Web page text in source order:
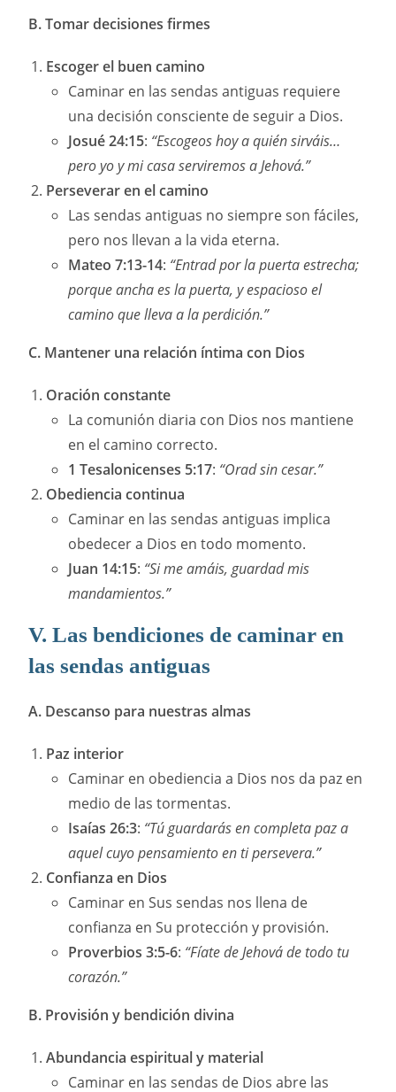
B. Tomar decisiones firmes
Escoger el buen camino
Caminar en las sendas antiguas requiere
una decisión consciente de seguir a Dios.
Josué 24:15: “Escogeos hoy a quién sirváis…
pero yo y mi casa serviremos a Jehová.”
Perseverar en el camino
Las sendas antiguas no siempre son fáciles,
pero nos llevan a la vida eterna.
Mateo 7:13-14: “Entrad por la puerta estrecha;
porque ancha es la puerta, y espacioso el
camino que lleva a la perdición.”
C. Mantener una relación íntima con Dios
Oración constante
La comunión diaria con Dios nos mantiene
en el camino correcto.
1 Tesalonicenses 5:17: “Orad sin cesar.”
Obediencia continua
Caminar en las sendas antiguas implica
obedecer a Dios en todo momento.
Juan 14:15: “Si me amáis, guardad mis
mandamientos.”
V. Las bendiciones de caminar en
las sendas antiguas
A. Descanso para nuestras almas
Paz interior
Caminar en obediencia a Dios nos da paz en
medio de las tormentas.
Isaías 26:3: “Tú guardarás en completa paz a
aquel cuyo pensamiento en ti persevera.”
Confianza en Dios
Caminar en Sus sendas nos llena de
confianza en Su protección y provisión.
Proverbios 3:5-6: “Fíate de Jehová de todo tu
corazón.”
B. Provisión y bendición divina
Abundancia espiritual y material
Caminar en las sendas de Dios abre las